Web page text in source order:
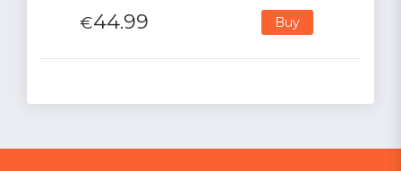
€44.99 Buy